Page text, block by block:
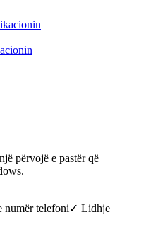
përvojë e pastër që
telefoni✓ Lidhje